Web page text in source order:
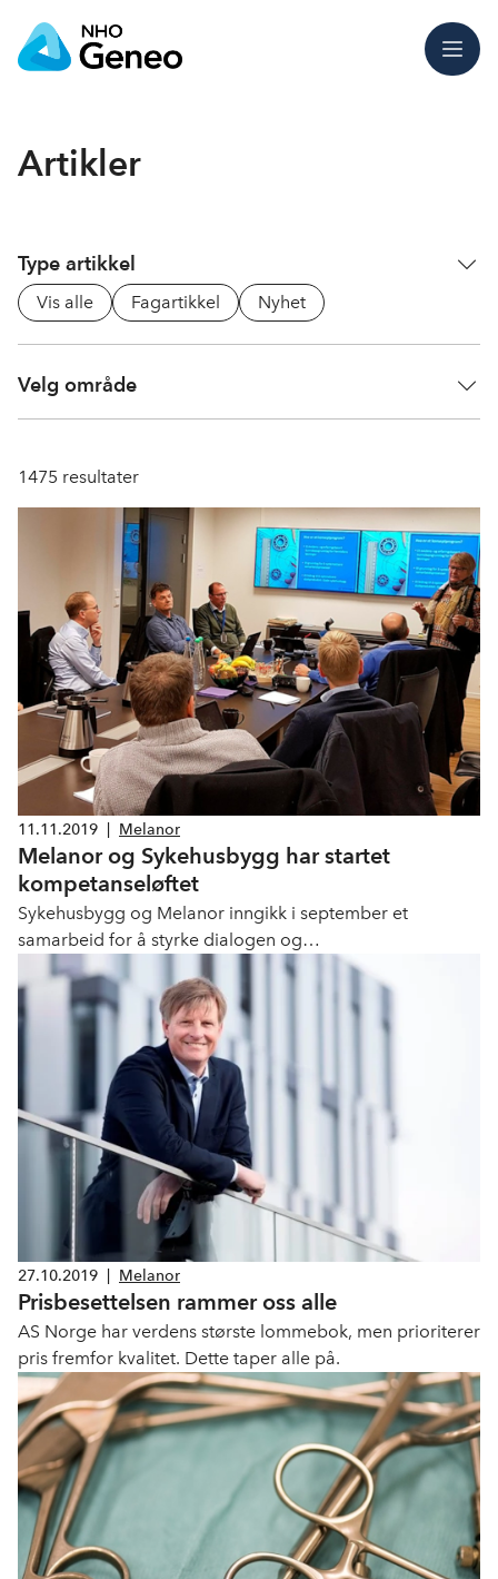
Meny
Artikler
Type artikkel
Vis alle Fagartikkel Nyhet
Velg område
1475 resultater
11.11.2019 Melanor
Melanor og Sykehusbygg har startet
kompetanse­løftet
Sykehusbygg og Melanor inngikk i september et
samarbeid for å styrke dialogen og
kompetanseutvekslingen mellom Sykehusbygg og
leverandørindustrien. Nå er dialogen og samarbeidet i
gang. Første møte er gjennomført med leverandører på
produktområde bildediagnostikk.
27.10.2019 Melanor
Prisbesettelsen rammer oss alle
AS Norge har verdens største lommebok, men prioriterer
pris fremfor kvalitet. Dette taper alle på.